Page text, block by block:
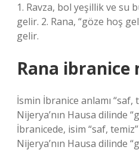
1. Ravza, bol yeşillik ve su
gelir. 2. Rana, “göze hoş
gelir.
Rana ibranice
İsmin İbranice anlamı “saf,
Nijerya’nın Hausa dilinde
İbranicede, isim “saf,
Nijerya’nın Hausa dilinde